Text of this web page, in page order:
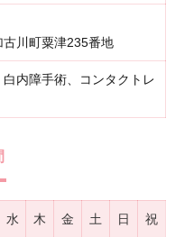
川町粟津235番地
内障手術、コンタクトレ
水 木 金 土 日 祝